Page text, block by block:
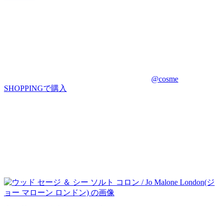
@cosme
SHOPPINGで購入